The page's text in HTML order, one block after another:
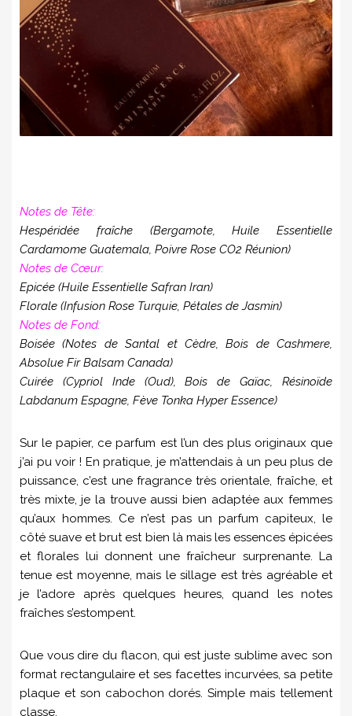
Notes de Tête:
Hespéridée fraîche (Bergamote, Huile Essentielle
Cardamome Guatemala, Poivre Rose CO2 Réunion)
Notes de Cœur:
Epicée (Huile Essentielle Safran Iran)
Florale (Infusion Rose Turquie, Pétales de Jasmin)
Notes de Fond:
Boisée (Notes de Santal et Cèdre, Bois de Cashmere,
Absolue Fir Balsam Canada)
Cuirée (Cypriol Inde (Oud), Bois de Gaïac, Résinoïde
Labdanum Espagne, Fève Tonka Hyper Essence)
Sur le papier, ce parfum est l’un des plus originaux que
j’ai pu voir ! En pratique, je m’attendais à un peu plus de
puissance, c’est une fragrance très orientale, fraîche, et
très mixte, je la trouve aussi bien adaptée aux femmes
qu’aux hommes. Ce n’est pas un parfum capiteux, le
côté suave et brut est bien là mais les essences épicées
et florales lui donnent une fraîcheur surprenante. La
tenue est moyenne, mais le sillage est très agréable et
je l’adore après quelques heures, quand les notes
fraîches s’estompent.
Que vous dire du flacon, qui est juste sublime avec son
format rectangulaire et ses facettes incurvées, sa petite
plaque et son cabochon dorés. Simple mais tellement
classe.